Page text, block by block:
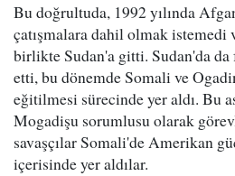
Bu doğrultuda, 1992 yılında
çatışmalara dahil olmak istemedi
birlikte Sudan'a gitti. Sudan'da
etti, bu dönemde Somali ve
eğitilmesi sürecinde yer aldı. Bu
Mogadişu sorumlusu olarak
savaşçılar Somali'de Amerikan
içerisinde yer aldılar.